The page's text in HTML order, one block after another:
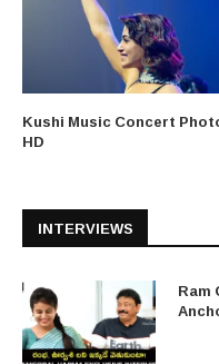
Kushi Music Concert
HD
INTERVIEWS
Ram